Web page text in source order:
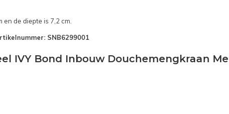
en de diepte is 7,2 cm.
SNB6299001
IVY Bond Inbouw Douchemengkraan